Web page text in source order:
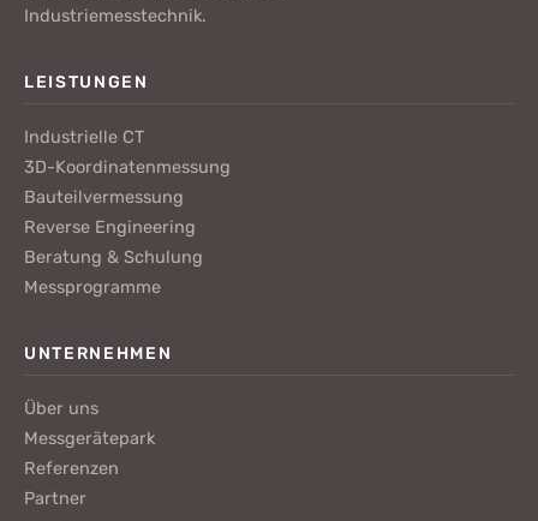
Industriemesstechnik.
LEISTUNGEN
Industrielle CT
3D-Koordinatenmessung
Bauteilvermessung
Reverse Engineering
Beratung & Schulung
Messprogramme
UNTERNEHMEN
Über uns
Messgerätepark
Referenzen
Partner